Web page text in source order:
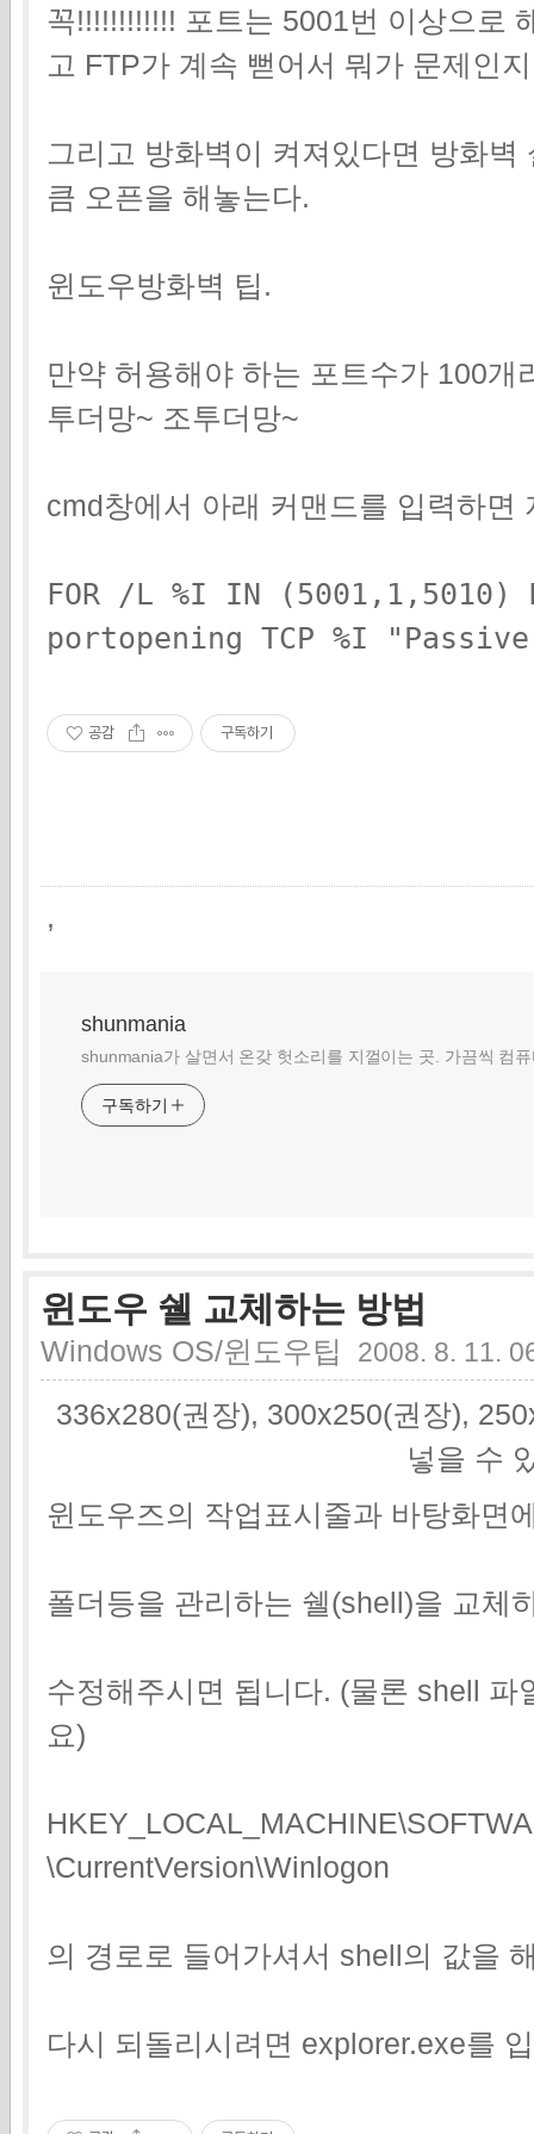
꼭!!!!!!!!!!!! 포트는 5001번 이상으로
고 FTP가 계속 뻗어서 뭐가 문제인
그리고 방화벽이 켜져있다면 방화
큼 오픈을 해놓는다.
윈도우방화벽 팁.
만약 허용해야 하는 포트수가 100
투더망~ 조투더망~
cmd창에서 아래 커맨드를 입력하면
FOR /L %I IN
portopening TCP %I "Passive
공감 구독하기
,
shunmania
shunmania가 살면서 온갖 헛소리를 지껄이는 곳. 가끔씩 컴
구독하기
윈도우 쉘 교체하는 방법
Windows OS/윈도우팁 2008. 8. 11.
336x280(권장), 300x250(권장),
넣을 수
윈도우즈의 작업표시줄과 바탕화면
폴더등을 관리하는 쉘(shell)을 교체
수정해주시면 됩니다. (물론 shell
요)
\CurrentVersion\Winlogon
의 경로로 들어가셔서 shell의 값을
다시 되돌리시려면 explorer.exe를